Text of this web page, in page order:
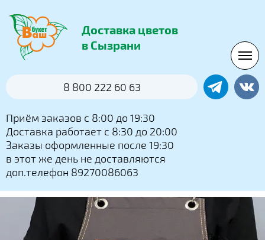
Доставка цветов
в Сызрани
8 800 222 60 63
Приём заказов с 8:00 до 19:30
Доставка работает с 8:30 до 20:00
Заказы оформленные после 19:30
в этот же день не доставляются
доп.телефон 89270086063